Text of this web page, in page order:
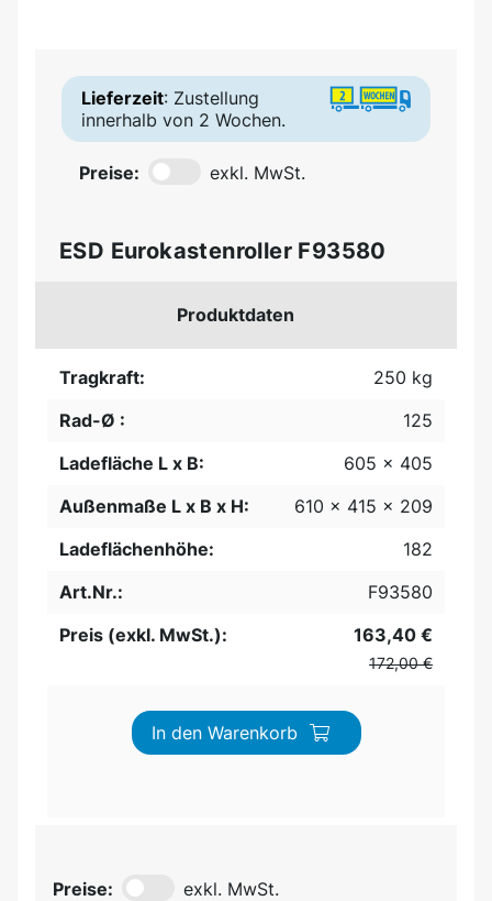
Lieferzeit: Zustellung
innerhalb von 2 Wochen.
Preise: exkl. MwSt.
ESD Eurokastenroller F93580
Produktdaten
Tragkraft:
250 kg
Rad-Ø :
125
Ladefläche L x B:
605 x 405
Außenmaße L x B x H:
610 x 415 x 209
Ladeflächenhöhe:
182
Art.Nr.:
F93580
Preis (exkl. MwSt.):
163,40 €
172,00 €
In den Warenkorb
Preise: exkl. MwSt.